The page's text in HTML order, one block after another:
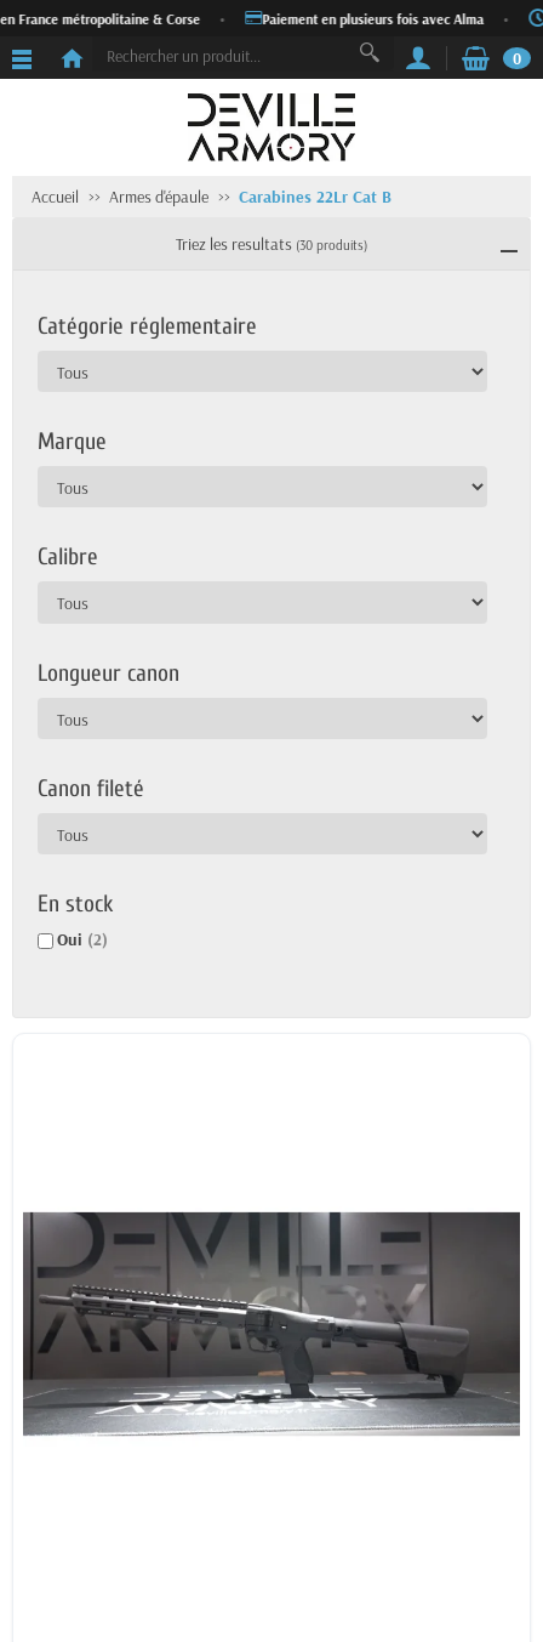
métropolitaine & Corse • Paiement en plusieurs fois avec Alma •
0
Accueil Armes d'épaule Carabines 22Lr Cat B
Triez les resultats (30 produits)
Catégorie réglementaire
Marque
Calibre
Longueur canon
Canon fileté
En stock
Oui (2)